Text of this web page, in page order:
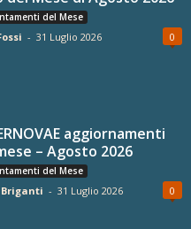
del Mese
- 31 Luglio 2026 0
aggiornamenti
– Agosto 2026
del Mese
Briganti - 31 Luglio 2026 0